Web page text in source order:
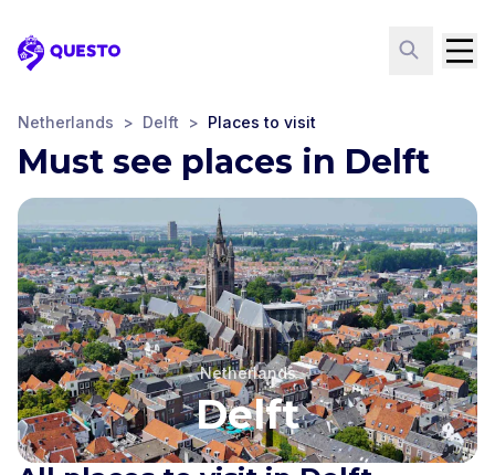
Questo
Netherlands > Delft > Places to visit
Must see places in Delft
Netherlands
Delft